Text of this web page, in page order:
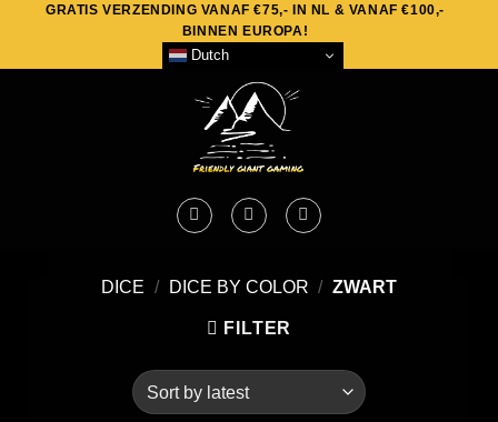
content
GRATIS VERZENDING VANAF €75,- IN NL & VANAF €100,-
BINNEN EUROPA!
Dutch
DICE / DICE BY COLOR / ZWART
FILTER